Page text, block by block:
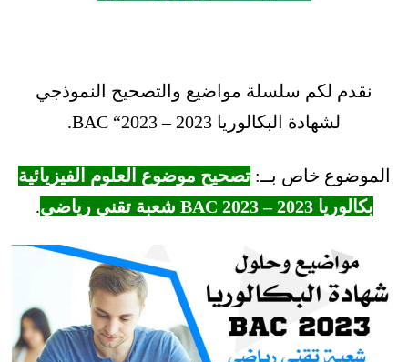
نقدم لكم سلسلة مواضيع والتصحيح النموذجي
لشهادة البكالوريا 2023 – BAC “2023.
الموضوع خاص بــ:تصحيح موضوع العلوم الفيزيائية
بكالوريا 2023 – BAC 2023 شعبة تقني رياضي
.